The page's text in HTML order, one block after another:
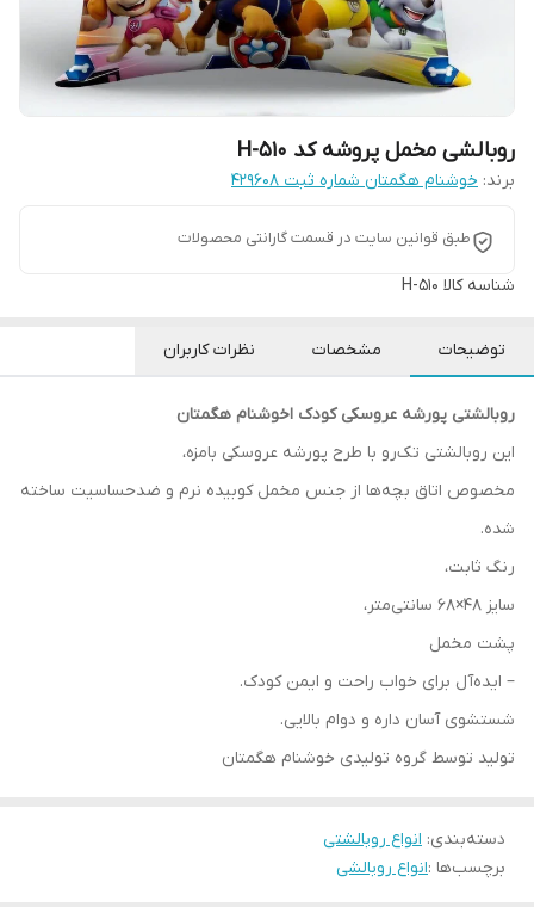
روبالشی مخمل پروشه کد H-510
برند: خوشنام هگمتان شماره ثبت ۴۲۹۶۰۸
طبق قوانین سایت در قسمت گارانتی محصولات
شناسه کالا H-510
توضیحات مشخصات نظرات کاربران
روبالشتی پورشه عروسکی کودک اخوشنام هگمتان
این روبالشتی تک‌رو با طرح پورشه عروسکی بامزه،
مخصوص اتاق بچه‌ها از جنس مخمل کوبیده نرم و ضدحساسیت ساخته
شده.
رنگ ثابت،
سایز ۴۸×۶۸ سانتی‌متر،
پشت مخمل
– ایده‌آل برای خواب راحت و ایمن کودک.
شستشوی آسان داره و دوام بالایی.
تولید توسط گروه تولیدی خوشنام هگمتان
دسته‌بندی: انواع روبالشتی
برچسب‌ها :انواع روبالشی